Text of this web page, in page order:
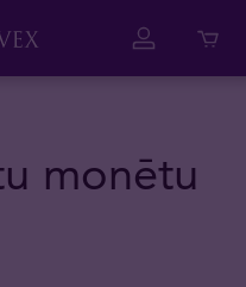
monētu